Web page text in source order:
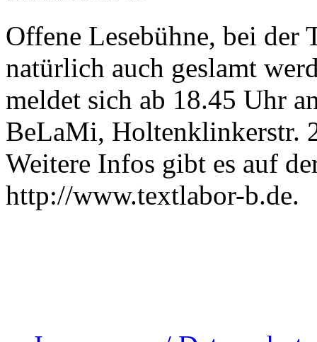
Offene Lesebühne, bei der
natürlich auch geslamt
meldet sich ab 18.45 Uhr
BeLaMi, Holtenklinkerstr.
Weitere Infos gibt es auf
http://www.textlabor-b.de.